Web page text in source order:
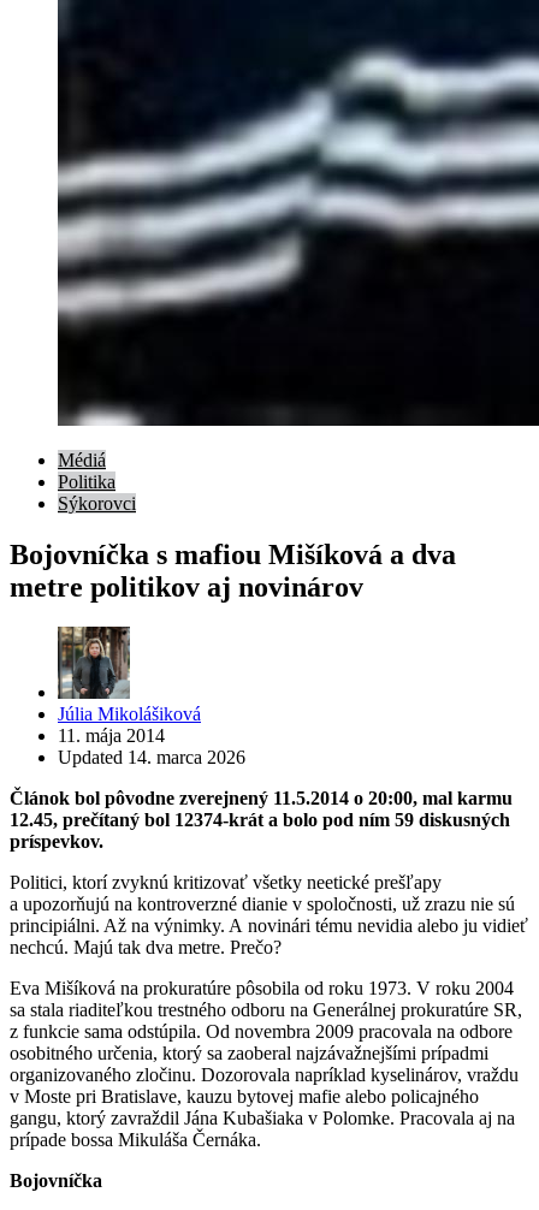
Médiá
Politika
Sýkorovci
Bojovníčka s mafiou Mišíková a dva
metre politikov aj novinárov
Posted
by
Júlia Mikolášiková
11. mája 2014
Updated 14. marca 2026
Článok bol pôvodne zverejnený 11.5.2014 o 20:00, mal karmu
12.45, prečítaný bol 12374-krát a bolo pod ním 59 diskusných
príspevkov.
Politici, ktorí zvyknú kritizovať všetky neetické prešľapy
a upozorňujú na kontroverzné dianie v spoločnosti, už zrazu nie sú
principiálni. Až na výnimky. A novinári tému nevidia alebo ju vidieť
nechcú. Majú tak dva metre. Prečo?
Eva Mišíková na prokuratúre pôsobila od roku 1973. V roku 2004
sa stala riaditeľkou trestného odboru na Generálnej prokuratúre SR,
z funkcie sama odstúpila. Od novembra 2009 pracovala na odbore
osobitného určenia, ktorý sa zaoberal najzávažnejšími prípadmi
organizovaného zločinu. Dozorovala napríklad kyselinárov, vraždu
v Moste pri Bratislave, kauzu bytovej mafie alebo policajného
gangu, ktorý zavraždil Jána Kubašiaka v Polomke. Pracovala aj na
prípade bossa Mikuláša Černáka.
Bojovníčka